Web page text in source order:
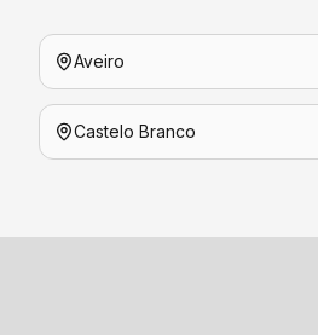
Aveiro
Castelo Branco